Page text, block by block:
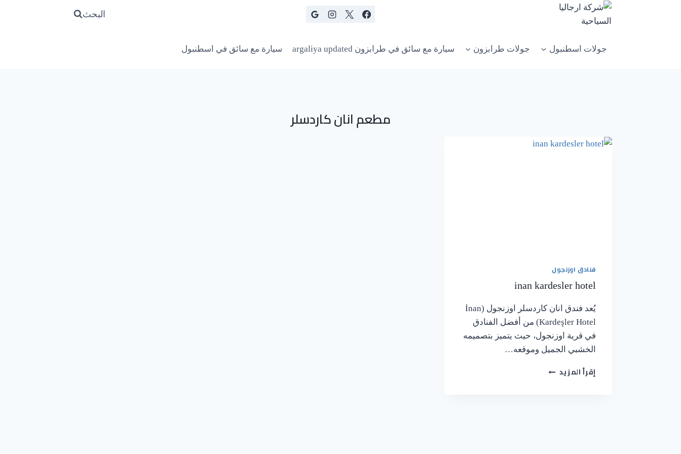
البحث
جولات اسطنبول جولات طرابزون سيارة مع سائق في طرابزون argaliya updated سيارة مع سائق في اسطنبول
مطعم انان كاردسلر
فنادق اوزنجول
inan kardesler hotel
يُعد فندق انان كاردسلر اوزنجول (İnan
Kardeşler Hotel) من أفضل الفنادق
في قرية اوزنجول، حيث يتميز بتصميمه
الخشبي الجميل وموقعه…
إقرأ المزيد